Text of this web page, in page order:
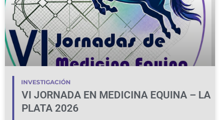
INVESTIGACIÓN
VI JORNADA EN MEDICINA EQUINA – LA
PLATA 2026